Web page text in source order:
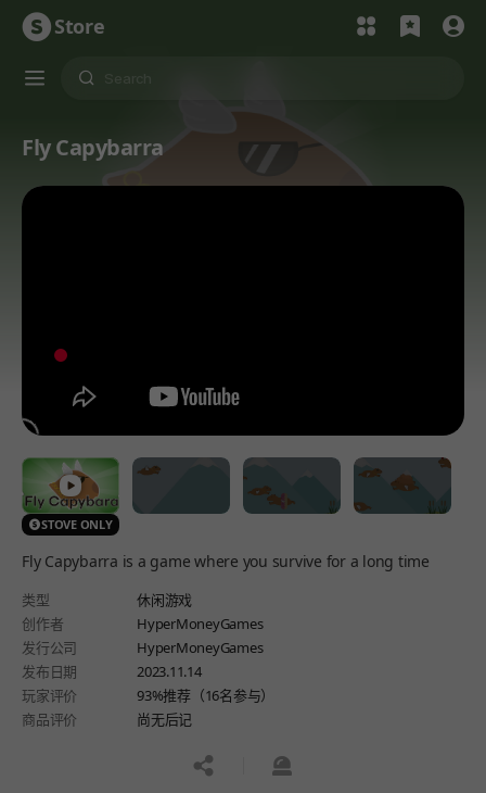
Store
Fly Capybarra
STOVE ONLY
Fly Capybarra is a game where you survive for a long time
类型
休闲游戏
创作者
HyperMoneyGames
发行公司
HyperMoneyGames
发布日期
2023.11.14
玩家评价
93%推荐（16名参与）
商品评价
尚无后记
공유하기신고하기